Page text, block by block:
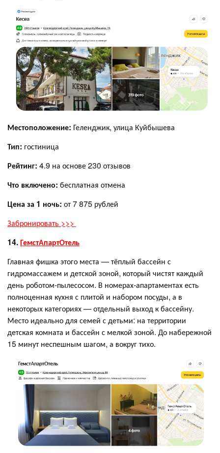
Местоположение: Геленджик, улица Куйбышева
Тип: гостиница
Рейтинг: 4.9 на основе 230 отзывов
Что включено: бесплатная отмена
Цена за 1 ночь: от 7 875 рублей
Забронировать >>>
14.ГемстАпартОтель
Главная фишка этого места — тёплый бассейн с
гидромассажем и детской зоной, который чистят каждый
день роботом-пылесосом. В номерах-апартаментах есть
полноценная кухня с плитой и набором посуды, а в
некоторых категориях — отдельный выход к бассейну.
Место идеально для семей с детьми: на территории
детская комната и бассейн с мелкой зоной. До набережной
15 минут неспешным шагом, а вокруг тихо.